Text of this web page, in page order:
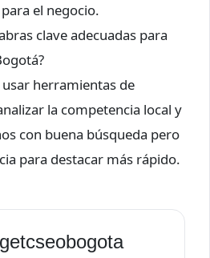
el negocio.
clave adecuadas para
herramientas de
la competencia local y
con buena búsqueda pero
para destacar más rápido.